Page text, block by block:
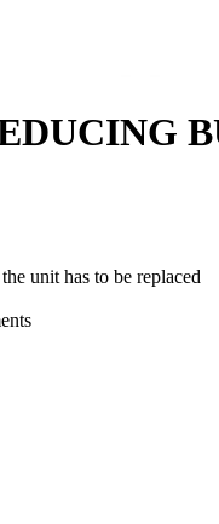
unit has to be replaced